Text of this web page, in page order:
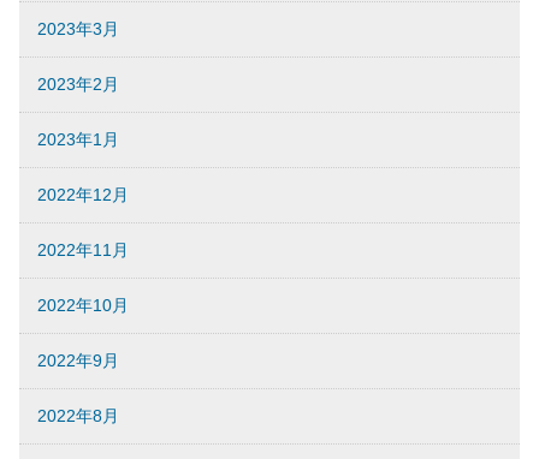
2023年3月
2023年2月
2023年1月
2022年12月
2022年11月
2022年10月
2022年9月
2022年8月